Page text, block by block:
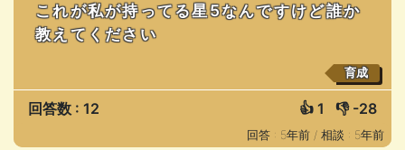
これが私が持ってる星5なんですけど誰か
教えてください
育成
回答数 : 12 👍 1 👎 -28
回答 : 5年前 / 相談 : 5年前